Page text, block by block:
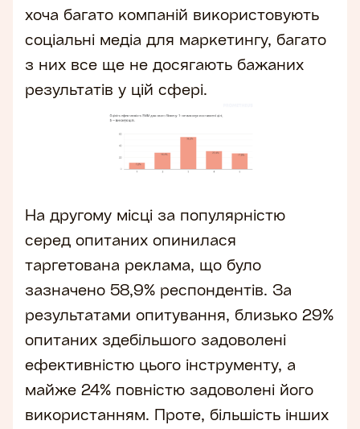
хоча багато компаній використовують
соціальні медіа для маркетингу, багато
з них все ще не досягають бажаних
результатів у цій сфері.
На другому місці за популярністю
серед опитаних опинилася
таргетована реклама, що було
зазначено 58,9% респондентів. За
результатами опитування, близько 29%
опитаних здебільшого задоволені
ефективністю цього інструменту, а
майже 24% повністю задоволені його
використанням. Проте, більшість інших